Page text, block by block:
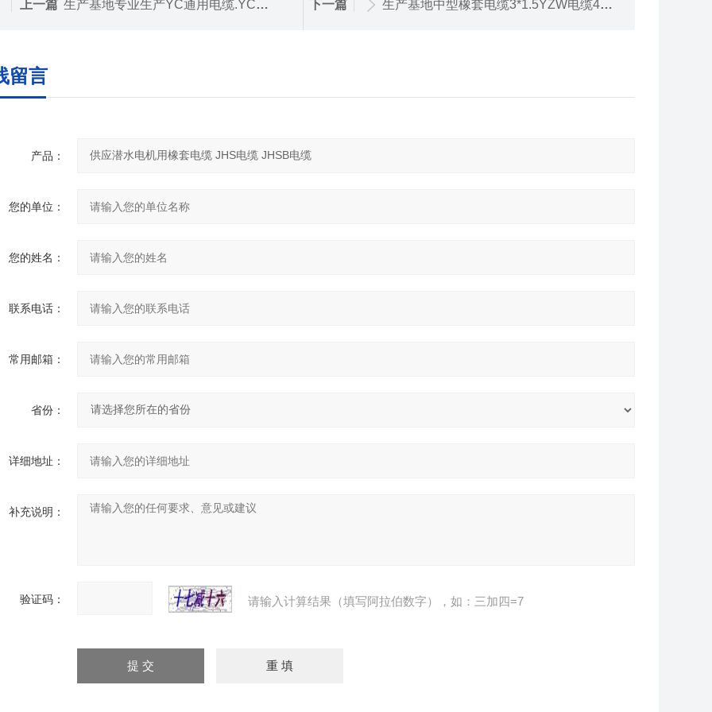
上一篇 生产基地专业生产YC通用电缆.YCW通用橡套电缆 下一篇 生产基地中型橡套电缆3*1.5YZW电缆4*2.5
留言
产品：
您的单位：
您的姓名：
联系电话：
常用邮箱：
省份：
详细地址：
补充说明：
验证码： 请输入计算结果（填写阿拉伯数字），如：三加四=7